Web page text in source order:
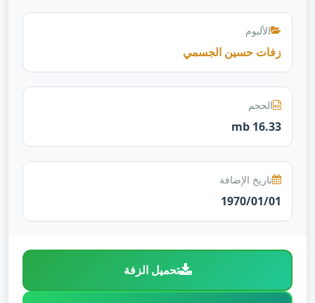
الألبوم
زفات حسين الجسمي
الحجم
16.33 mb
تاريخ الإضافة
1970/01/01
تحميل الزفة